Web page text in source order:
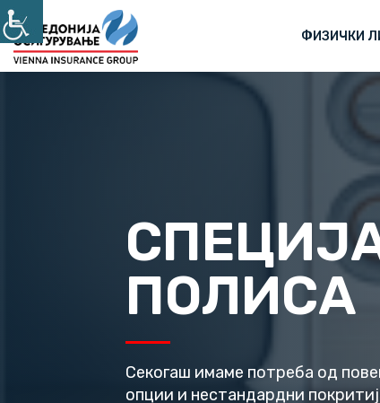
ФИЗИЧКИ
ПОЛИСА
Секогаш имаме потреба од
опции и нестандардни